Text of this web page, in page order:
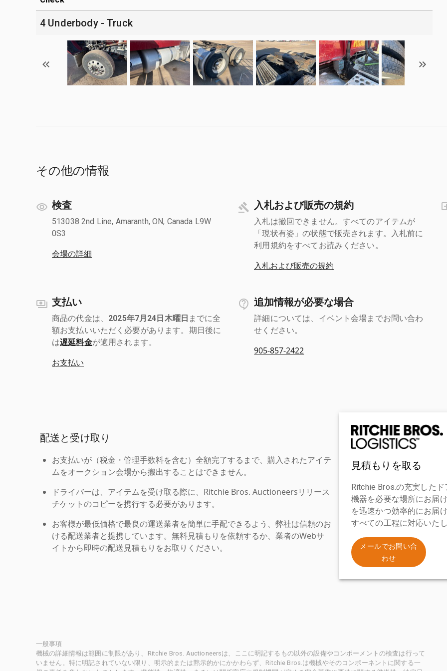
4 Underbody - Truck
その他の情報
検査
513038 2nd Line, Amaranth, ON, Canada L9W
0S3
会場の詳細
入札および販売の規約
入札は撤回できません。すべてのアイテムが
「現状有姿」の状態で販売されます。入札前に
利用規約をすべてお読みください。
入札および販売の規約
支払い
商品の代金は、 2025年7月24日木曜日 までに全
額お支払いいただく必要があります。期日後に
は遅延料金が適用されます。
お支払い
追加情報が必要な場合
詳細については、イベント会場までお問い合わ
せください。
905-857-2422
配送と受け取り
お支払いが（税金・管理手数料を含む）全額完了するまで、購入されたアイテ
ムをオークション会場から搬出することはできません。
ドライバーは、アイテムを受け取る際に、Ritchie Bros. Auctioneersリリース
チケットのコピーを携行する必要があります。
お客様が最低価格で最良の運送業者を簡単に手配できるよう、弊社は信頼のお
ける配送業者と提携しています。無料見積もりを依頼するか、業者のWebサ
イトから即時の配送見積もりをお取りください。
見積もりを取る
Ritchie Bros.の充実した
機器を必要な場所にお届
を迅速かつ効率的にお届
すべての工程に対応いた
メールでお問い合
わせ
一般事項
機械の詳細情報は範囲に制限があり、Ritchie Bros. Auctioneersは、ここに明記するもの以外の設備やコンポーメントの検査は行って
いません。特に明記されていない限り、明示的または黙示的かにかかわらず、Ritchie Bros.は機械やそのコンポーネントに関する一